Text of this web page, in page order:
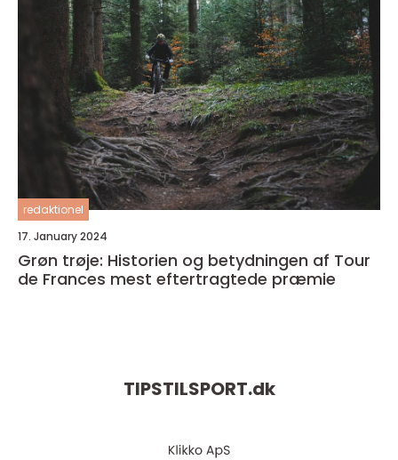
redaktionel
17. January 2024
Grøn trøje: Historien og betydningen af Tour
de Frances mest eftertragtede præmie
TIPSTILSPORT.dk